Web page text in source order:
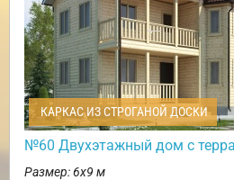
КАРКАС ИЗ СТРОГАНОЙ ДОСКИ
№60 Двухэтажный дом с
Размер: 6х9 м